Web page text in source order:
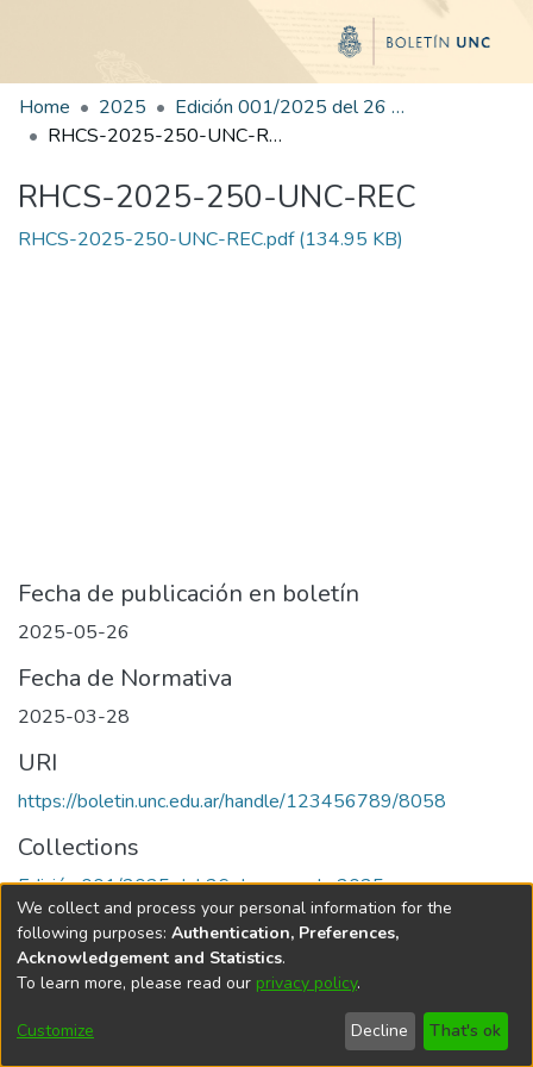
Home 2025
Edición 001/2025 del 26 de mayo de 2025
RHCS-2025-250-UNC-REC
RHCS-2025-250-UNC-REC
RHCS-2025-250-UNC-REC.pdf(134.95 KB)
Fecha de publicación en boletín
2025-05-26
Fecha de Normativa
2025-03-28
URI
https://boletin.unc.edu.ar/handle/123456789/8058
Collections
Edición 001/2025 del 26 de mayo de 2025
Universidad Nacional de Córdoba
We collect and process your personal information for the
following purposes: Authentication, Preferences,
Acknowledgement and Statistics.
To learn more, please read our privacy policy.
Customize Decline That's ok